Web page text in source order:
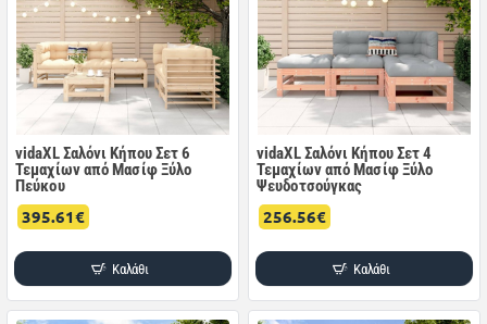
vidaXL Σαλόνι Κήπου Σετ 6
Τεμαχίων από Μασίφ Ξύλο
Πεύκου
395.61€
Καλάθι
vidaXL Σαλόνι Κήπου Σετ 4
Τεμαχίων από Μασίφ Ξύλο
Ψευδοτσούγκας
256.56€
Καλάθι